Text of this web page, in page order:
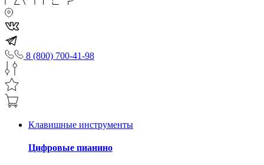
8 (800) 700-41-98
Клавишные инструменты
Цифровые пианино